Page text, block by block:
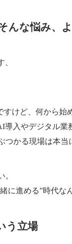
んな悩み、
けど、何から
導入やデジタル
かる現場は本当
。
に進める”時代な
う立場